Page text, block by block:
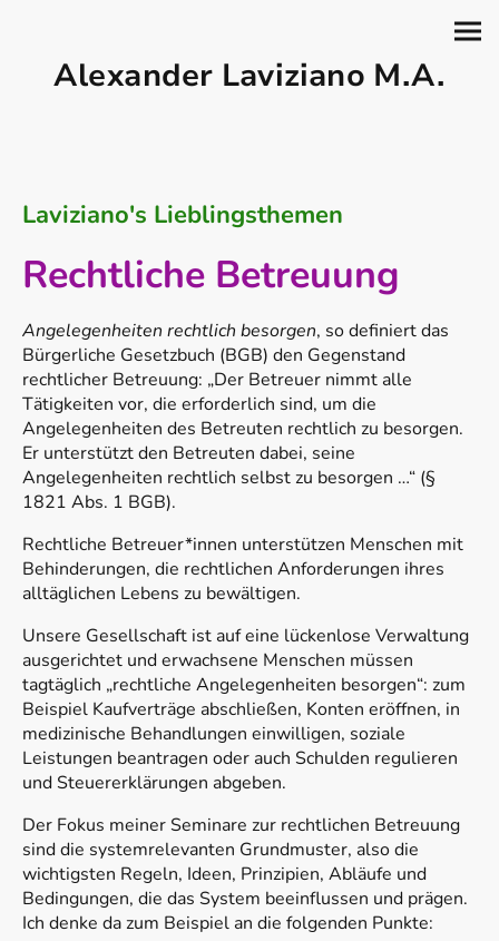
Alexander Laviziano M.A.
Laviziano's Lieblingsthemen
Rechtliche Betreuung
Angelegenheiten rechtlich besorgen, so definiert das
Bürgerliche Gesetzbuch (BGB) den Gegenstand
rechtlicher Betreuung: „Der Betreuer nimmt alle
Tätigkeiten vor, die erforderlich sind, um die
Angelegenheiten des Betreuten rechtlich zu besorgen.
Er unterstützt den Betreuten dabei, seine
Angelegenheiten rechtlich selbst zu besorgen …“ (§
1821 Abs. 1 BGB).
Rechtliche Betreuer*innen unterstützen Menschen mit
Behinderungen, die rechtlichen Anforderungen ihres
alltäglichen Lebens zu bewältigen.
Unsere Gesellschaft ist auf eine lückenlose Verwaltung
ausgerichtet und erwachsene Menschen müssen
tagtäglich „rechtliche Angelegenheiten besorgen“: zum
Beispiel Kaufverträge abschließen, Konten eröffnen, in
medizinische Behandlungen einwilligen, soziale
Leistungen beantragen oder auch Schulden regulieren
und Steuererklärungen abgeben.
Der Fokus meiner Seminare zur rechtlichen Betreuung
sind die systemrelevanten Grundmuster, also die
wichtigsten Regeln, Ideen, Prinzipien, Abläufe und
Bedingungen, die das System beeinflussen und prägen.
Ich denke da zum Beispiel an die folgenden Punkte: